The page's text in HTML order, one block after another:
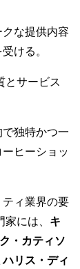
な提供内容
ける。
とサービス
独特かつ一
ヒーショッ
ィ業界の要
には、 キ
・カティソ
ハリス・ディ